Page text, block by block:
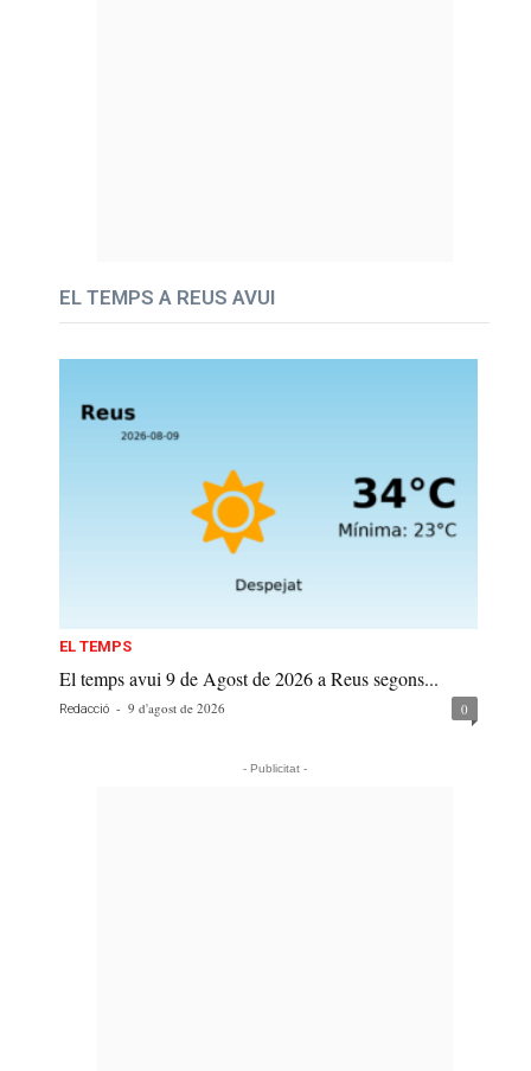
EL TEMPS A REUS AVUI
EL TEMPS
El temps avui 9 de Agost de 2026 a Reus segons...
Redacció - 9 d'agost de 2026 0
- Publicitat -